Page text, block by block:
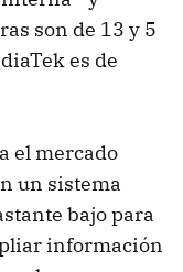
son de 13 y 5
es de
el mercado
un sistema
bajo para
información